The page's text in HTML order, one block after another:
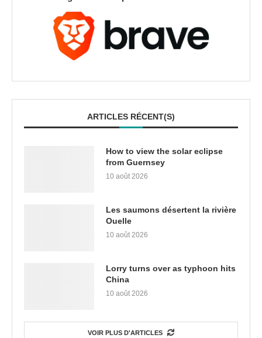
ARTICLES RÉCENT(S)
How to view the solar eclipse
from Guernsey
10 août 2026
Les saumons désertent la rivière
Ouelle
10 août 2026
Lorry turns over as typhoon hits
China
10 août 2026
VOIR PLUS D'ARTICLES